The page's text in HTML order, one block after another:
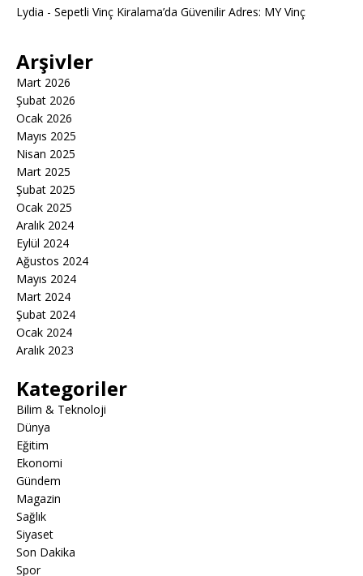
Lydia - Sepetli Vinç Kiralama’da Güvenilir Adres: MY Vinç
Arşivler
Mart 2026
Şubat 2026
Ocak 2026
Mayıs 2025
Nisan 2025
Mart 2025
Şubat 2025
Ocak 2025
Aralık 2024
Eylül 2024
Ağustos 2024
Mayıs 2024
Mart 2024
Şubat 2024
Ocak 2024
Aralık 2023
Kategoriler
Bilim & Teknoloji
Dünya
Eğitim
Ekonomi
Gündem
Magazin
Sağlık
Siyaset
Son Dakika
Spor